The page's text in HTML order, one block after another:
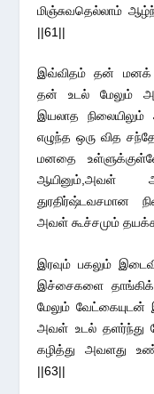
மிஞ்சுவதெல்லாம்
||61||
இவ்விதம் தன் மனக்
தன் உடல் மேலும்
இயலாத
எழுந்த ஒரு வித
மனதை
ஆயினும்,அவள்
துரதிர்ஷ்டவசமான
அவள் கூச்சமும்
இரவும் பகலும்
இச்சைகளை
மேலும்
அவள் உடல் தளர்ந்து
கழித்து அவளது
||63||